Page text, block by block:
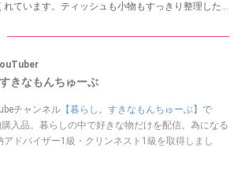
れています。ティッシュも小物もすっきり整理した
きなもんちゅーぶ
チャンネル 【暮らし。すきなもんちゅーぶ】 で
入品。暮らしの中で好きな物だけを配信。為になる
ドバイザー1級・クリンネスト1級を取得しまし